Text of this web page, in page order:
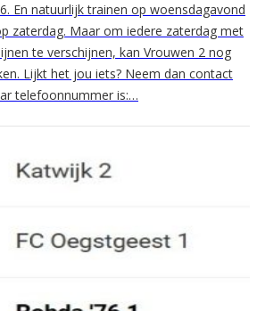
En natuurlijk trainen op woensdagavond
zaterdag. Maar om iedere zaterdag met
te verschijnen, kan Vrouwen 2 nog
Lijkt het jou iets? Neem dan contact
telefoonnummer is:…